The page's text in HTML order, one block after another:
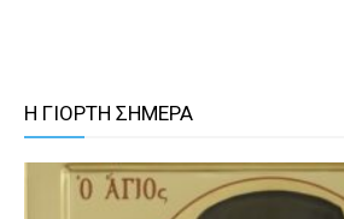
Η ΓΙΟΡΤΗ ΣΗΜΕΡΑ